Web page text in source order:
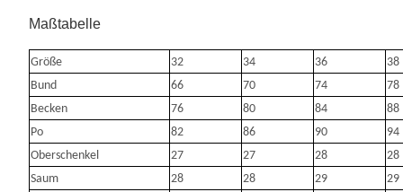
Maßtabelle
Größe 32 34 36
38
Bund
66 70 74
78
Becken
76 80 84
88
Po
82 86 90
94
Oberschenkel
27 27 28
28
Saum
28 28 29
29